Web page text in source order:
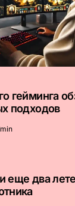
гейминга
подходов
еще два